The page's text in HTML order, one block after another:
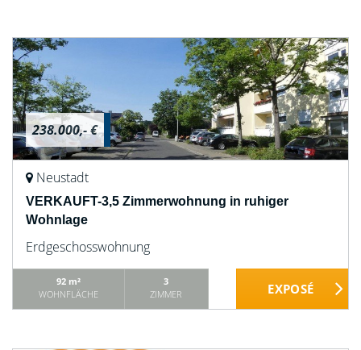
238.000,- €
Neustadt
VERKAUFT-3,5 Zimmerwohnung in ruhiger
Wohnlage
Erdgeschosswohnung
92 m²
WOHNFLÄCHE
3
ZIMMER